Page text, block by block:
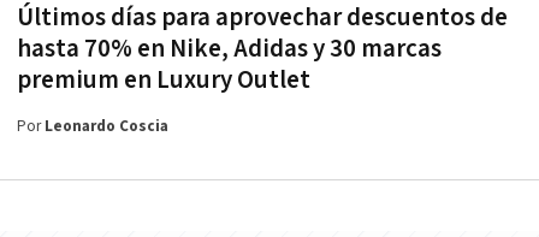
Últimos días para aprovechar descuentos de
hasta 70% en Nike, Adidas y 30 marcas
premium en Luxury Outlet
PorLeonardo Coscia